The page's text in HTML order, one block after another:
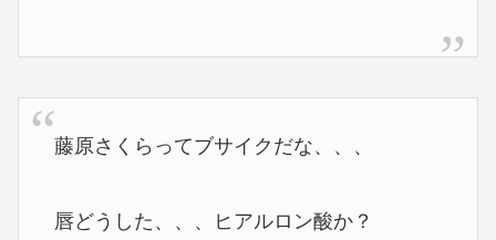
藤原さくらってブサイクだな、、、
唇どうした、、、ヒアルロン酸か？